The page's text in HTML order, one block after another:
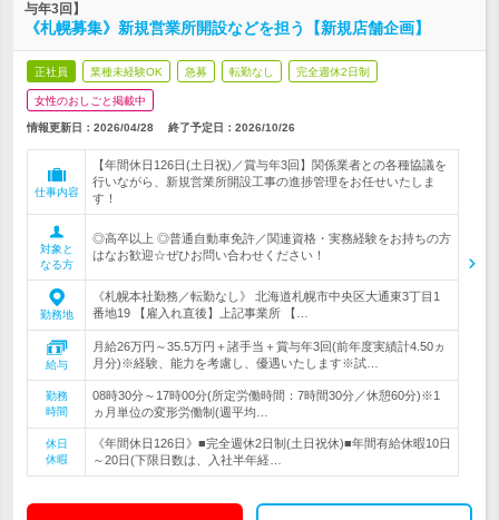
与年3回】
《札幌募集》新規営業所開設などを担う【新規店舗企画】
正社員 業種未経験OK 急募 転勤なし 完全週休2日制
女性のおしごと掲載中
情報更新日：2026/04/28 終了予定日： 2026/10/26
仕事内容
【年間休日126日(土日祝)／賞与年3回】関係業者との各種協議を
行いながら、新規営業所開設工事の進捗管理をお任せいたしま
す！
対象と
なる方
◎高卒以上 ◎普通自動車免許／関連資格・実務経験をお持ちの方
はなお歓迎☆ぜひお問い合わせください！
勤務地
《札幌本社勤務／転勤なし》 北海道札幌市中央区大通東3丁目1
番地19 【雇入れ直後】上記事業所 【…
給与
月給26万円～35.5万円＋諸手当＋賞与年3回(前年度実績計4.50ヵ
月分)※経験、能力を考慮し、優遇いたします※試…
勤務
時間
08時30分～17時00分(所定労働時間：7時間30分／休憩60分)※1
ヵ月単位の変形労働制(週平均…
休日
休暇
《年間休日126日》■完全週休2日制(土日祝休)■年間有給休暇10日
～20日(下限日数は、入社半年経…